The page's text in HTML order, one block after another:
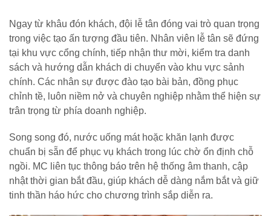
Ngay từ khâu đón khách, đội lễ tân đóng vai trò quan trọng
trong việc tạo ấn tượng đầu tiên. Nhân viên lễ tân sẽ đứng
tại khu vực cổng chính, tiếp nhận thư mời, kiểm tra danh
sách và hướng dẫn khách di chuyển vào khu vực sảnh
chính. Các nhân sự được đào tạo bài bản, đồng phục
chỉnh tề, luôn niềm nở và chuyên nghiệp nhằm thể hiện sự
trân trọng từ phía doanh nghiệp.
Song song đó, nước uống mát hoặc khăn lạnh được
chuẩn bị sẵn để phục vụ khách trong lúc chờ ổn định chỗ
ngồi. MC liên tục thông báo trên hệ thống âm thanh, cập
nhật thời gian bắt đầu, giúp khách dễ dàng nắm bắt và giữ
tinh thần háo hức cho chương trình sắp diễn ra.